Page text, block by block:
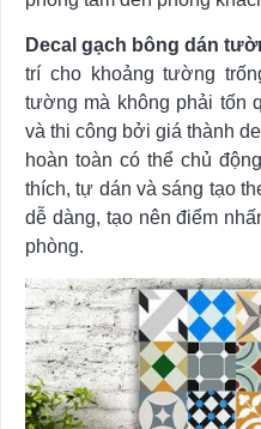
Decal gạch bông dán
trí cho khoảng tường
tường mà không phải tốn
và thi công bởi giá thành
hoàn toàn có thể chủ
thích, tự dán và sáng tạo
dễ dàng, tạo nên điểm
phòng.